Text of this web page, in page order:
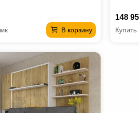
В корзину
148
Купить